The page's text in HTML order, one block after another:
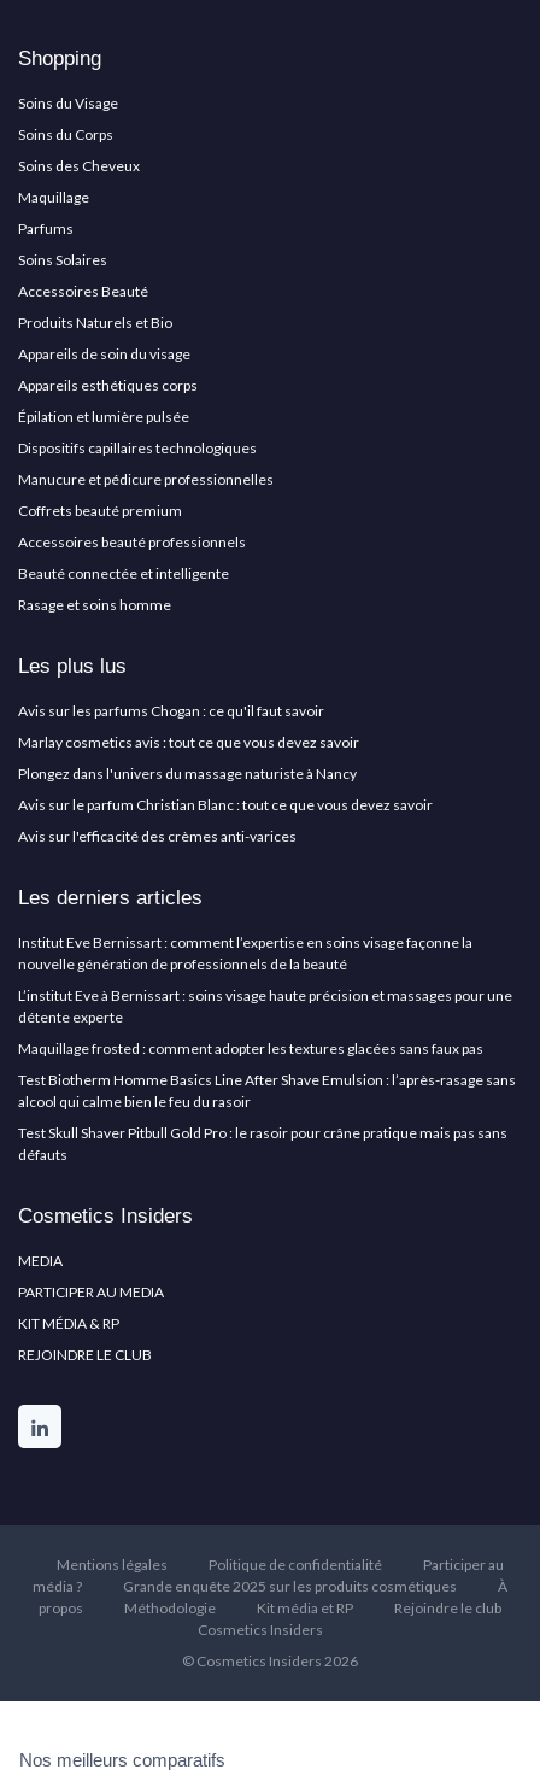
Shopping
Soins du Visage
Soins du Corps
Soins des Cheveux
Maquillage
Parfums
Soins Solaires
Accessoires Beauté
Produits Naturels et Bio
Appareils de soin du visage
Appareils esthétiques corps
Épilation et lumière pulsée
Dispositifs capillaires technologiques
Manucure et pédicure professionnelles
Coffrets beauté premium
Accessoires beauté professionnels
Beauté connectée et intelligente
Rasage et soins homme
Les plus lus
Avis sur les parfums Chogan : ce qu'il faut savoir
Marlay cosmetics avis : tout ce que vous devez savoir
Plongez dans l'univers du massage naturiste à Nancy
Avis sur le parfum Christian Blanc : tout ce que vous devez savoir
Avis sur l'efficacité des crèmes anti-varices
Les derniers articles
Institut Eve Bernissart : comment l’expertise en soins visage façonne la
nouvelle génération de professionnels de la beauté
L’institut Eve à Bernissart : soins visage haute précision et massages pour une
détente experte
Maquillage frosted : comment adopter les textures glacées sans faux pas
Test Biotherm Homme Basics Line After Shave Emulsion : l’après-rasage sans
alcool qui calme bien le feu du rasoir
Test Skull Shaver Pitbull Gold Pro : le rasoir pour crâne pratique mais pas sans
défauts
Cosmetics Insiders
MEDIA
PARTICIPER AU MEDIA
KIT MÉDIA & RP
REJOINDRE LE CLUB
Mentions légales Politique de confidentialité
Participer au
média ?
Grande enquête 2025 sur les produits cosmétiques
À
propos
Méthodologie Kit média et RP
Rejoindre le club
Cosmetics Insiders
© Cosmetics Insiders 2026
Nos meilleurs comparatifs